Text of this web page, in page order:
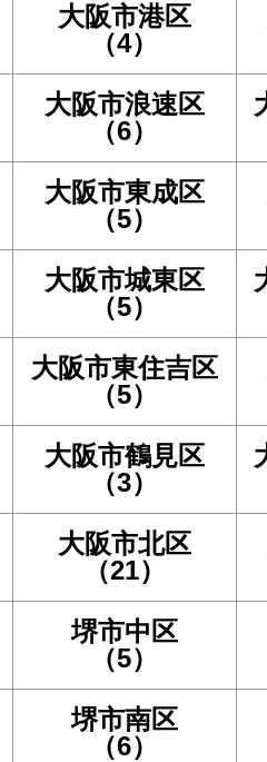
大阪市港区
（4）
大阪市浪速区
（6）
大阪市東成区
（5）
大阪市城東区
（5）
大阪市東住吉区
（5）
大阪市鶴見区
（3）
大阪市北区
（21）
堺市中区
（5）
堺市南区
（6）